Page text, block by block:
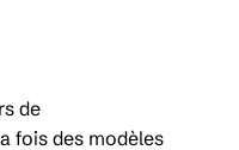
de
fois des modèles